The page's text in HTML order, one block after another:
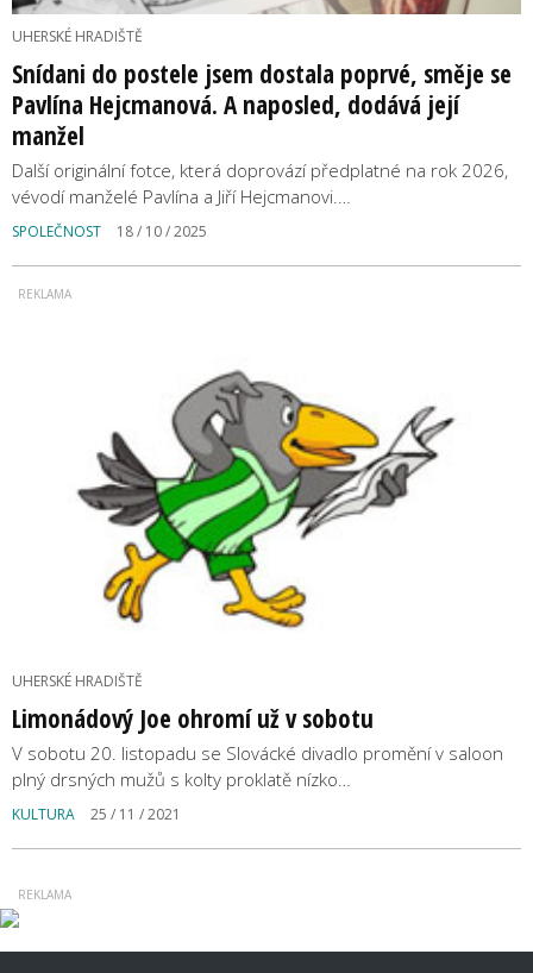
UHERSKÉ HRADIŠTĚ
Snídani do postele jsem dostala poprvé, směje se
Pavlína Hejcmanová. A naposled, dodává její
manžel
Další originální fotce, která doprovází předplatné na rok 2026,
vévodí manželé Pavlína a Jiří Hejcmanovi.…
SPOLEČNOST 18 / 10 / 2025
UHERSKÉ HRADIŠTĚ
Limonádový Joe ohromí už v sobotu
V sobotu 20. listopadu se Slovácké divadlo promění v saloon
plný drsných mužů s kolty proklatě nízko…
KULTURA 25 / 11 / 2021